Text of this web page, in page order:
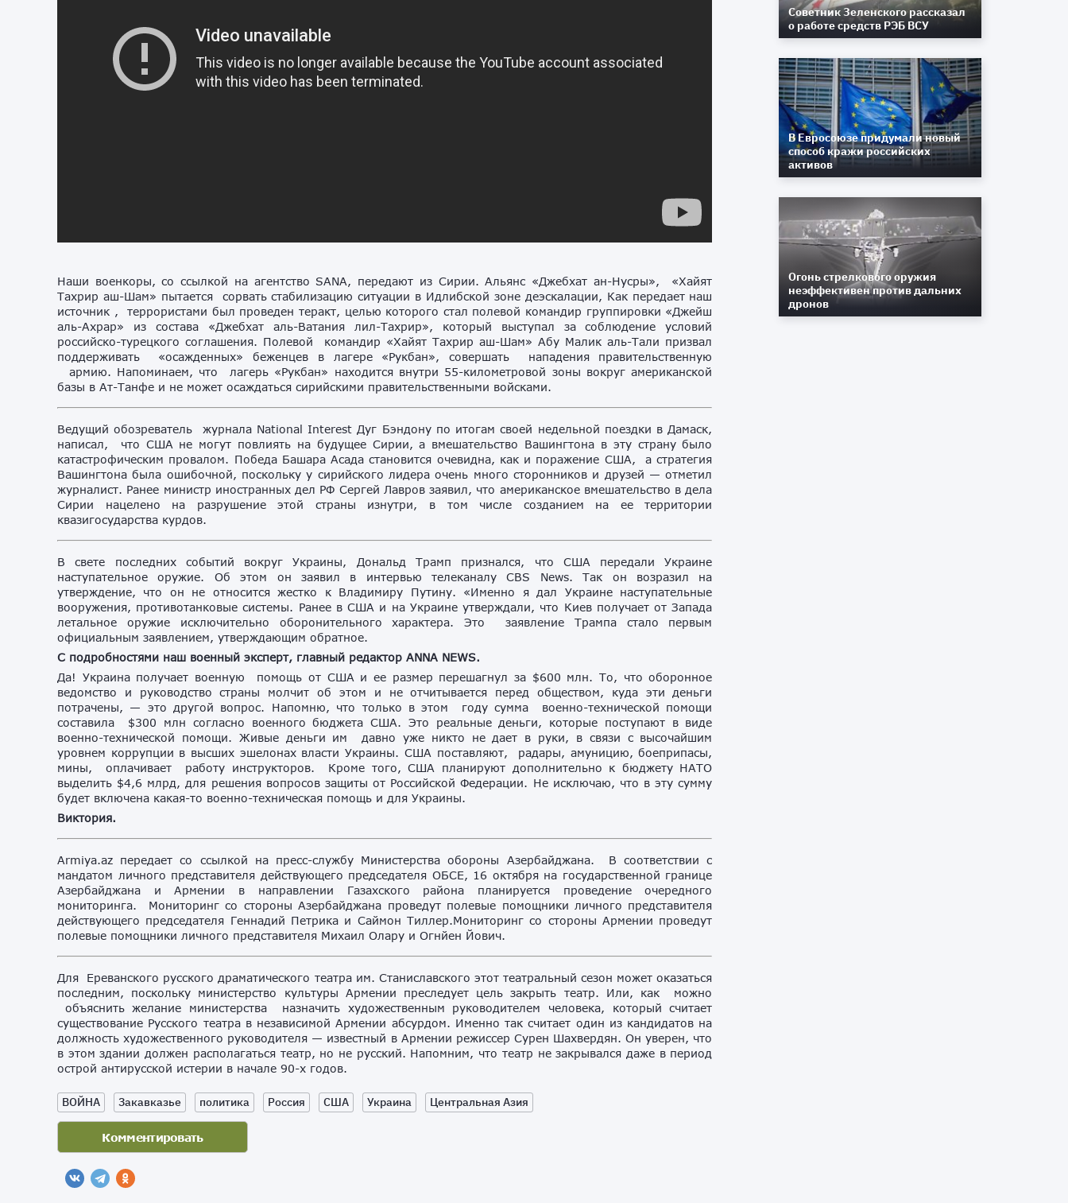
Наши военкоры, со ссылкой на агентство SANA, передают из Сирии. Альянс «Джебхат ан-Нусры», «Хайят
Тахрир аш-Шам» пытается сорвать стабилизацию ситуации в Идлибской зоне деэскалации, Как передает наш
источник , террористами был проведен теракт, целью которого стал полевой командир группировки «Джейш
аль-Ахрар» из состава «Джебхат аль-Ватания лил-Тахрир», который выступал за соблюдение условий
российско-турецкого соглашения. Полевой командир «Хайят Тахрир аш-Шам» Абу Малик аль-Тали призвал
поддерживать «осажденных» беженцев в лагере «Рукбан», совершать нападения правительственную
армию. Напоминаем, что лагерь «Рукбан» находится внутри 55-километровой зоны вокруг американской
базы в Ат-Танфе и не может осаждаться сирийскими правительственными войсками.
Ведущий обозреватель журнала National Interest Дуг Бэндону по итогам своей недельной поездки в Дамаск,
написал, что США не могут повлиять на будущее Сирии, а вмешательство Вашингтона в эту страну было
катастрофическим провалом. Победа Башара Асада становится очевидна, как и поражение США, а стратегия
Вашингтона была ошибочной, поскольку у сирийского лидера очень много сторонников и друзей — отметил
журналист. Ранее министр иностранных дел РФ Сергей Лавров заявил, что американское вмешательство в дела
Сирии нацелено на разрушение этой страны изнутри, в том числе созданием на ее территории
квазигосударства курдов.
В свете последних событий вокруг Украины, Дональд Трамп признался, что США передали Украине
наступательное оружие. Об этом он заявил в интервью телеканалу CBS News. Так он возразил на
утверждение, что он не относится жестко к Владимиру Путину. «Именно я дал Украине наступательные
вооружения, противотанковые системы. Ранее в США и на Украине утверждали, что Киев получает от Запада
летальное оружие исключительно оборонительного характера. Это заявление Трампа стало первым
официальным заявлением, утверждающим обратное.
С подробностями наш военный эксперт, главный редактор ANNA NEWS.
Да! Украина получает военную помощь от США и ее размер перешагнул за $600 млн. То, что оборонное
ведомство и руководство страны молчит об этом и не отчитывается перед обществом, куда эти деньги
потрачены, — это другой вопрос. Напомню, что только в этом году сумма военно-технической помощи
составила $300 млн согласно военного бюджета США. Это реальные деньги, которые поступают в виде
военно-технической помощи. Живые деньги им давно уже никто не дает в руки, в связи с высочайшим
уровнем коррупции в высших эшелонах власти Украины. США поставляют, радары, амуницию, боеприпасы,
мины, оплачивает работу инструкторов. Кроме того, США планируют дополнительно к бюджету НАТО
выделить $4,6 млрд, для решения вопросов защиты от Российской Федерации. Не исключаю, что в эту сумму
будет включена какая-то военно-техническая помощь и для Украины.
Виктория.
Armiya.az передает со ссылкой на пресс-службу Министерства обороны Азербайджана. В соответствии с
мандатом личного представителя действующего председателя ОБСЕ, 16 октября на государственной границе
Азербайджана и Армении в направлении Газахского района планируется проведение очередного
мониторинга. Мониторинг со стороны Азербайджана проведут полевые помощники личного представителя
действующего председателя Геннадий Петрика и Саймон Тиллер.Мониторинг со стороны Армении проведут
полевые помощники личного представителя Михаил Олару и Огнйен Йович.
Для Ереванского русского драматического театра им. Станиславского этот театральный сезон может оказаться
последним, поскольку министерство культуры Армении преследует цель закрыть театр. Или, как можно
объяснить желание министерства назначить художественным руководителем человека, который считает
существование Русского театра в независимой Армении абсурдом. Именно так считает один из кандидатов на
должность художественного руководителя — известный в Армении режиссер Сурен Шахвердян. Он уверен, что
в этом здании должен располагаться театр, но не русский. Напомним, что театр не закрывался даже в период
острой антирусской истерии в начале 90-х годов.
ВОЙНА Закавказье политика Россия США Украина Центральная Азия
Советник Зеленского рассказал
о работе средств РЭБ ВСУ
В Евросоюзе придумали новый
способ кражи российских
активов
Огонь стрелкового оружия
неэффективен против дальних
дронов